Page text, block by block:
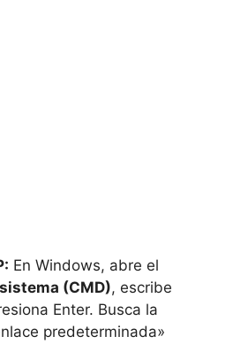
En Windows, abre el
(CMD), escribe
Enter. Busca la
predeterminada»